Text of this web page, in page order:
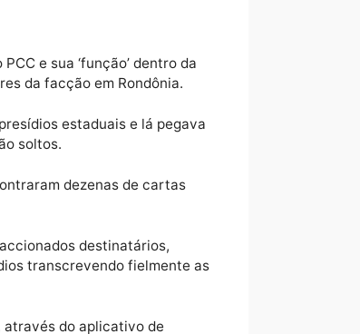
(PF) em Rondônia durante a
líderes da facção em Rondônia.
que estão soltos.